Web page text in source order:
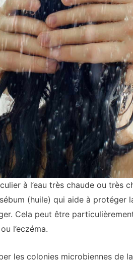
à l’eau très chaude ou très
(huile) qui aide à protéger
Cela peut être
l’eczéma.
les colonies microbiennes de